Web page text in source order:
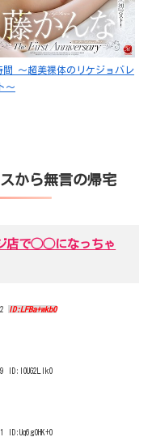
～超美裸体のリケジョバレ
～
から無言の帰宅
店で◯◯になっちゃ
ID:LFBa+wkb0